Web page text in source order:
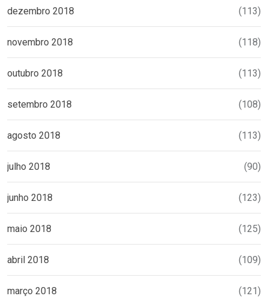
dezembro 2018 (113)
novembro 2018 (118)
outubro 2018 (113)
setembro 2018 (108)
agosto 2018 (113)
julho 2018 (90)
junho 2018 (123)
maio 2018 (125)
abril 2018 (109)
março 2018 (121)